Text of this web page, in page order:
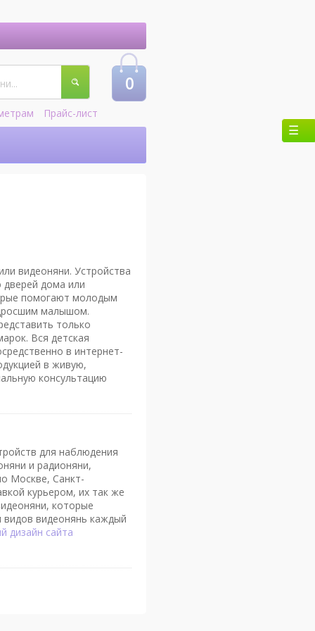
Прайс-лист
0
видеоняни. Устройства
дверей дома или
помогают молодым
малышом.
только
Вся детская
в интернет-
в живую,
консультацию
для наблюдения
и радионяни,
Москве, Санкт-
курьером, их так же
которые
видов видеонянь каждый
дизайн сайта